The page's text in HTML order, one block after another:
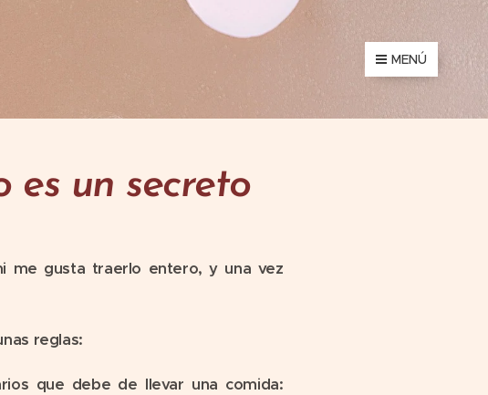
MENÚ
es un secreto
me gusta traerlo entero, y una vez
reglas:
que debe de llevar una comida: